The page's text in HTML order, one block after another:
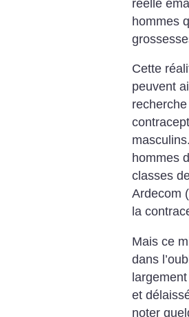
réelle
hommes
Cette
peuvent
hommes
classes
Ardecom
la
Mais ce
dans
et
noter